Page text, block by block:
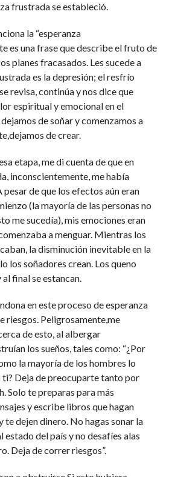
frustrada se estableció.
la “esperanza
es una frase que describe el fruto de
planes fracasados. Les sucede a
es la depresión; el resfrío
revisa, continúa y nos dice que
espiritual y emocional en el
de soñar y comenzamos a
de crear.
etapa, me di cuenta de que en
inconscientemente, me había
de que los efectos aún eran
(la mayoría de las personas no
me sucedía), mis emociones eran
a menguar. Mientras los
la disminución inevitable en la
los soñadores crean. Los queno
al final se estancan.
en este proceso de esperanza
riesgos. Peligrosamente,me
de esto, al albergar
los sueños, tales como: “¿Por
la mayoría de los hombres lo
ti? Deja de preocuparte tanto por
Solo te preparas para más
y escribe libros que hagan
te dejen dinero. No hagas sonar la
estado del país y no desafíes alas
Deja de correr riesgos”.